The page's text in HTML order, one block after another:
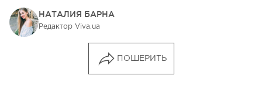
НАТАЛИЯ БАРНА
Редактор Viva.ua
ПОШЕРИТЬ